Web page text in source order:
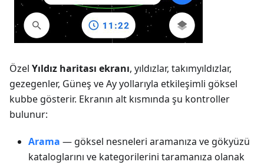
Özel Yıldız haritası ekranı, yıldızlar, takımyıldızlar,
gezegenler, Güneş ve Ay yollarıyla etkileşimli göksel
kubbe gösterir. Ekranın alt kısmında şu kontroller
bulunur:
Arama — göksel nesneleri aramanıza ve gökyüzü
kataloglarını ve kategorilerini taramanıza olanak